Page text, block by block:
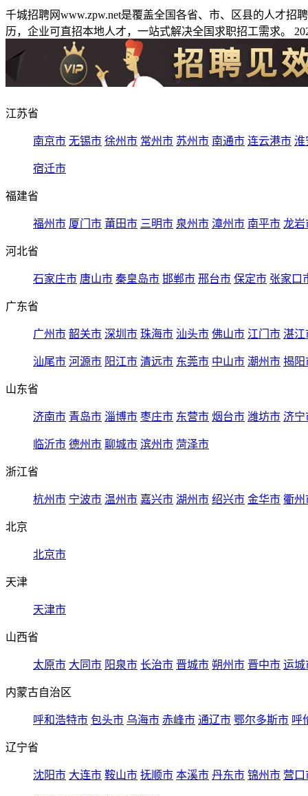
千城招聘网www.zpw.net是覆盖全国各省、市、区县的人才
历，企业可直招本地人才，一站式解决全国求职招工需求。
江苏省
南京市 无锡市 徐州市 常州市 苏州市 南通市 连云港市 淮
宿迁市
福建省
福州市 厦门市 莆田市 三明市 泉州市 漳州市 南平市 龙岩
河北省
石家庄市 唐山市 秦皇岛市 邯郸市 邢台市 保定市 张家口
广东省
广州市 韶关市 深圳市 珠海市 汕头市 佛山市 江门市 湛江
汕尾市 河源市 阳江市 清远市 东莞市 中山市 潮州市 揭阳
山东省
济南市 青岛市 淄博市 枣庄市 东营市 烟台市 潍坊市 济宁
临沂市 德州市 聊城市 滨州市 菏泽市
浙江省
杭州市 宁波市 温州市 嘉兴市 湖州市 绍兴市 金华市 衢州
北京
北京市
天津
天津市
山西省
太原市 大同市 阳泉市 长治市 晋城市 朔州市 晋中市 运城
内蒙古自治区
呼和浩特市 包头市 乌海市 赤峰市 通辽市 鄂尔多斯市 呼
辽宁省
沈阳市 大连市 鞍山市 抚顺市 本溪市 丹东市 锦州市 营口